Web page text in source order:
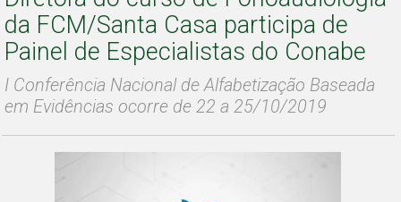
da FCM/Santa Casa participa de
Painel de Especialistas do Conabe
I Conferência Nacional de Alfabetização Baseada
em Evidências ocorre de 22 a 25/10/2019